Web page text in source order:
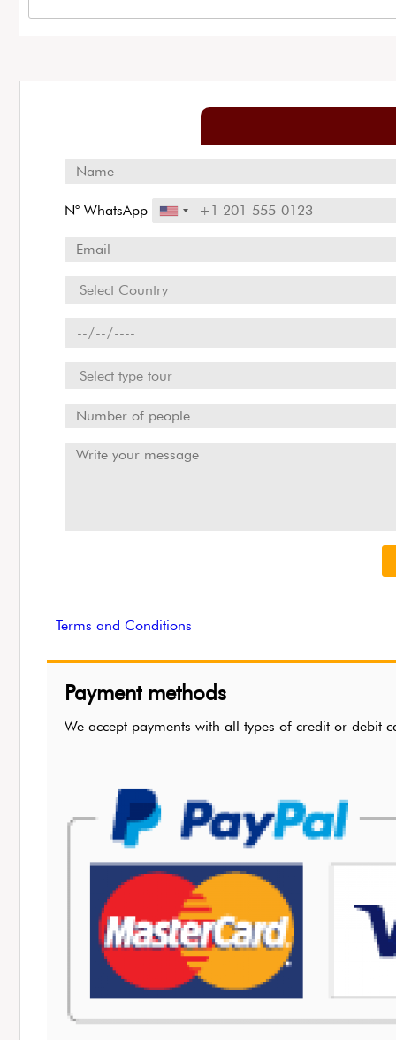
N° WhatsApp
Terms and Conditions
Payment methods
We accept payments with all types of credit or debit